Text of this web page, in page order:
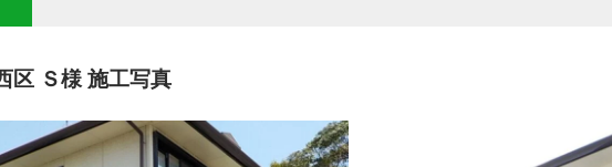
区 Ｓ様 施工写真